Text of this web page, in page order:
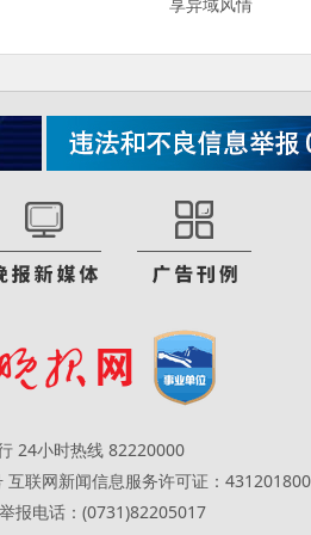
24小时热线 82220000
互联网新闻信息服务许可证：
报电话：(0731)82205017